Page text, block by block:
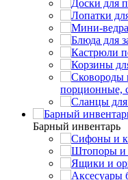
порционные,
Барный инвентарь